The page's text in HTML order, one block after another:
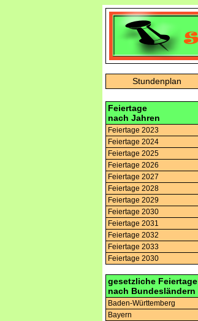
Stundenplan
Feiertage
nach Jahren
Feiertage 2023
Feiertage 2024
Feiertage 2025
Feiertage 2026
Feiertage 2027
Feiertage 2028
Feiertage 2029
Feiertage 2030
Feiertage 2031
Feiertage 2032
Feiertage 2033
Feiertage 2030
gesetzliche Feiertage
nach Bundesländern
Baden-Württemberg
Bayern